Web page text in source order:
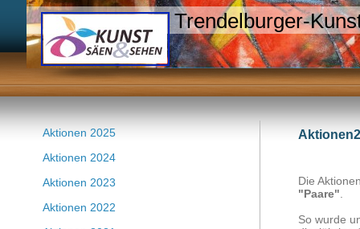
Trendelburger-
Die
"Paare"
So wurde
Aktionen 2025
Aktionen 2024
Aktionen 2023
Aktionen 2022